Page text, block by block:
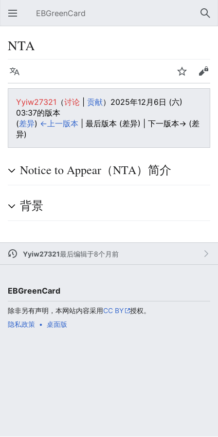
打开主菜单 EBGreenCard 搜索
NTA
语言
Yyiw27321 （讨论 贡献） 2025年12月6日 (六)
03:37的版本
(差异) ←上一版本 | 最后版本 (差异) | 下一版本→ (差
异)
Notice to Appear（NTA）简介
背景
Yyiw27321最后编辑于8个月前
EBGreenCard
除非另有声明，本网站内容采用CC BY
授权。
隐私政策
桌面版